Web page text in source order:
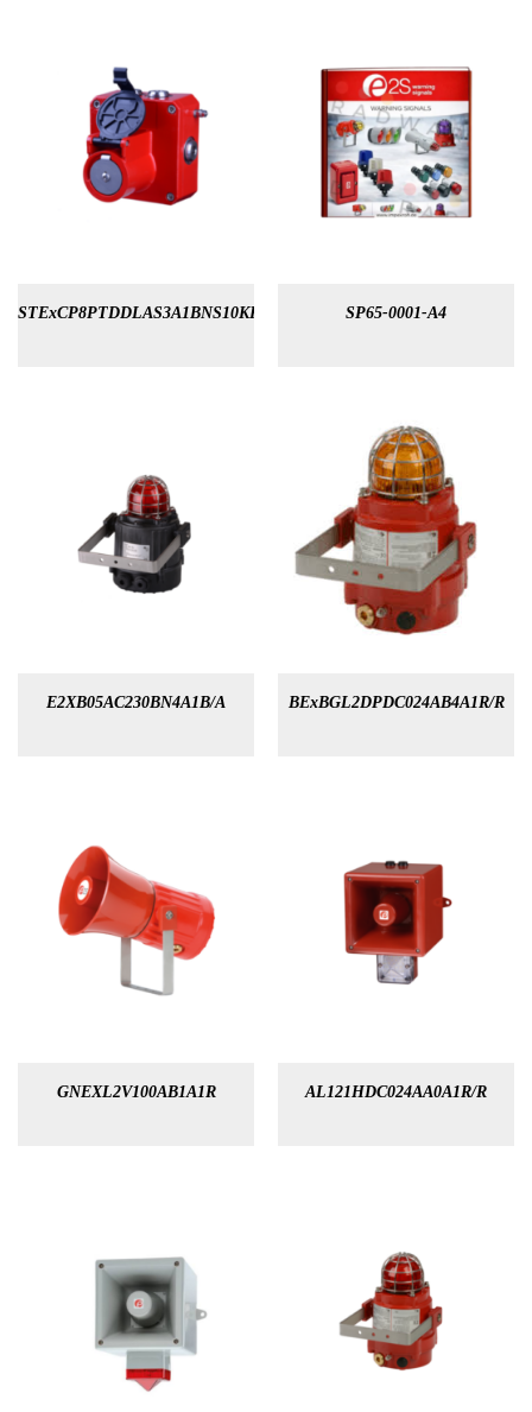
STExCP8PTDDLAS3A1BNS10KR SP65-0001-A4
E2XB05AC230BN4A1B/A BExBGL2DPDC024AB4A1R/R
GNEXL2V100AB1A1R AL121HDC024AA0A1R/R